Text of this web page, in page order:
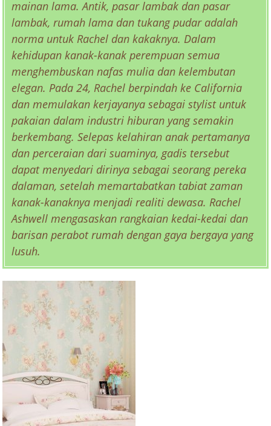
mainan lama. Antik, pasar lambak dan pasar
lambak, rumah lama dan tukang pudar adalah
norma untuk Rachel dan kakaknya. Dalam
kehidupan kanak-kanak perempuan semua
menghembuskan nafas mulia dan kelembutan
elegan. Pada 24, Rachel berpindah ke California
dan memulakan kerjayanya sebagai stylist untuk
pakaian dalam industri hiburan yang semakin
berkembang. Selepas kelahiran anak pertamanya
dan perceraian dari suaminya, gadis tersebut
dapat menyedari dirinya sebagai seorang pereka
dalaman, setelah memartabatkan tabiat zaman
kanak-kanaknya menjadi realiti dewasa. Rachel
Ashwell mengasaskan rangkaian kedai-kedai dan
barisan perabot rumah dengan gaya bergaya yang
lusuh.